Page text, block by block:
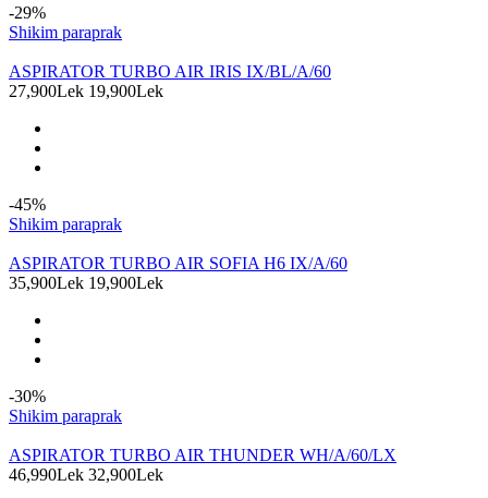
-29%
Shikim paraprak
ASPIRATOR TURBO AIR IRIS IX/BL/A/60
27,900Lek 19,900Lek
-45%
Shikim paraprak
ASPIRATOR TURBO AIR SOFIA H6 IX/A/60
35,900Lek 19,900Lek
-30%
Shikim paraprak
ASPIRATOR TURBO AIR THUNDER WH/A/60/LX
46,990Lek 32,900Lek